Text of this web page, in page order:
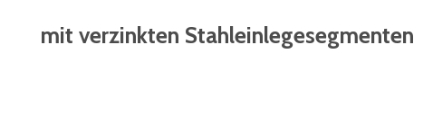
mit verzinkten Stahleinlegesegmenten